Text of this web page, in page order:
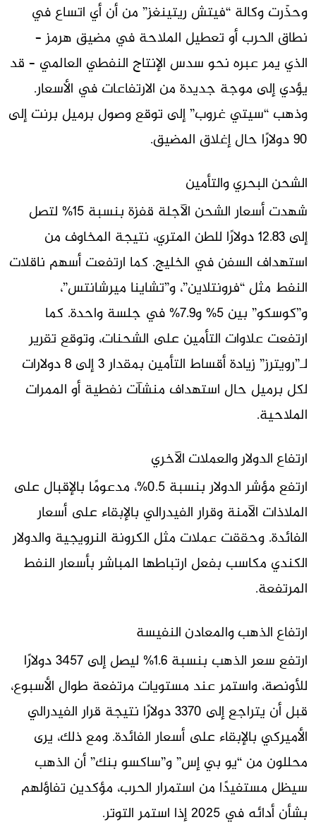
وحذّرت وكالة “فيتش ريتينغز” من أن أي اتساع في
نطاق الحرب أو تعطيل الملاحة في مضيق هرمز –
الذي يمر عبره نحو سدس الإنتاج النفطي العالمي – قد
يؤدي إلى موجة جديدة من الارتفاعات في الأسعار.
وذهب “سيتي غروب” إلى توقع وصول برميل برنت إلى
90 دولارًا حال إغلاق المضيق.
الشحن البحري والتأمين
شهدت أسعار الشحن الآجلة قفزة بنسبة 15% لتصل
إلى 12.83 دولارًا للطن المتري، نتيجة المخاوف من
استهداف السفن في الخليج. كما ارتفعت أسهم ناقلات
النفط مثل “فرونتلاين”، و”تشاينا ميرشانتس”،
و”كوسكو” بين 5% و7.9% في جلسة واحدة. كما
ارتفعت علاوات التأمين على الشحنات، وتوقع تقرير
لـ”رويترز” زيادة أقساط التأمين بمقدار 3 إلى 8 دولارات
لكل برميل حال استهداف منشآت نفطية أو الممرات
الملاحية.
ارتفاع الدولار والعملات الآخري
ارتفع مؤشر الدولار بنسبة 0.5%، مدعومًا بالإقبال على
الملاذات الآمنة وقرار الفيدرالي بالإبقاء على أسعار
الفائدة. وحققت عملات مثل الكرونة النرويجية والدولار
الكندي مكاسب بفعل ارتباطها المباشر بأسعار النفط
المرتفعة.
ارتفاع الذهب والمعادن النفيسة
ارتفع سعر الذهب بنسبة 1.6% ليصل إلى 3457 دولارًا
للأونصة، واستمر عند مستويات مرتفعة طوال الأسبوع،
قبل أن يتراجع إلى 3370 دولارًا نتيجة قرار الفيدرالي
الأميركي بالإبقاء على أسعار الفائدة. ومع ذلك، يرى
محللون من “يو بي إس” و”ساكسو بنك” أن الذهب
سيظل مستفيدًا من استمرار الحرب، مؤكدين تفاؤلهم
بشأن أدائه في 2025 إذا استمر التوتر.